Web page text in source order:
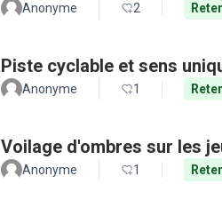
Anonyme 2
Piste cyclable et sens
Anonyme 1
Voilage d'ombres sur les
Anonyme 1